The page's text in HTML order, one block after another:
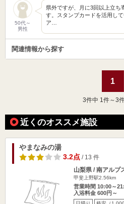
50代～
男性
県外ですが、月に3回以上立ち
す。スタンプカードを活用し
ア…
関連情報から探す
1
3件中 1件～3
近くのオススメ施設
やまなみの湯
3.2点/ 13 件
山梨県 / 南アルプ
甲斐上野駅2.56km
営業時間 10:00～
入浴料金 600円～